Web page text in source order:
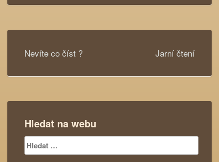
Navigace
pro
Nevíte co číst ? Jarní čtení
Hledat na webu
Vyhledávání